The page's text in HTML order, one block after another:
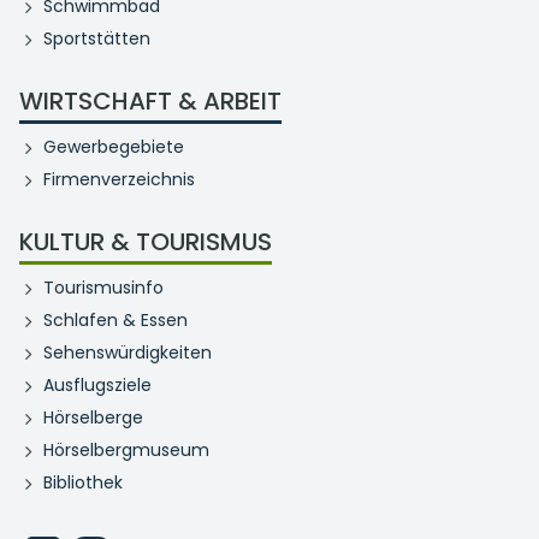
Schwimmbad
Sportstätten
WIRTSCHAFT & ARBEIT
Gewerbegebiete
Firmenverzeichnis
KULTUR & TOURISMUS
Tourismusinfo
Schlafen & Essen
Sehenswürdigkeiten
Ausflugsziele
Hörselberge
Hörselbergmuseum
Bibliothek